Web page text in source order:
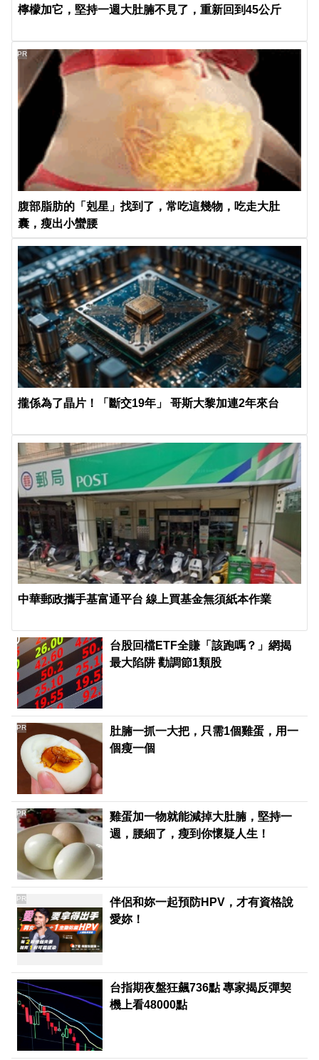
檸檬加它，堅持一週大肚腩不見了，重新回到45公斤
腹部脂肪的「剋星」找到了，常吃這幾物，吃走大肚
囊，瘦出小蠻腰
PR
攏係為了晶片！「斷交19年」 哥斯大黎加連2年來台
中華郵政攜手基富通平台 線上買基金無須紙本作業
台股回檔ETF全賺「該跑嗎？」網揭
最大陷阱 勸調節1類股
肚腩一抓一大把，只需1個雞蛋，用一
個瘦一個
PR
雞蛋加一物就能減掉大肚腩，堅持一
週，腰細了，瘦到你懷疑人生！
PR
伴侶和妳一起預防HPV，才有資格說
愛妳！
PR
台指期夜盤狂飆736點 專家揭反彈契
機上看48000點